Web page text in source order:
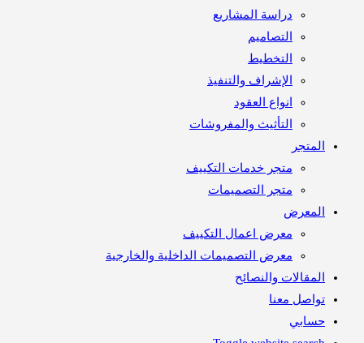
دراسة المشاريع
التصاميم
التخطيط
الإشراف والتنفيذ
انواع العقود
التأثيث والمفروشات
متجر خدمات التكييف
متجر التصميمات
معرض اعمال التكييف
معرض التصميمات الداخلية والخارجية
والنصائح
معنا